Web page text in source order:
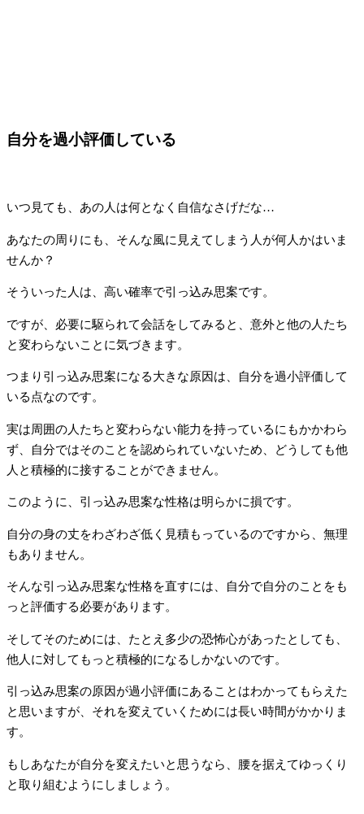
自分を過小評価している
いつ見ても、あの人は何となく自信なさげだな…
あなたの周りにも、そんな風に見えてしまう人が何人かはいま
せんか？
そういった人は、高い確率で引っ込み思案です。
ですが、必要に駆られて会話をしてみると、意外と他の人たち
と変わらないことに気づきます。
つまり引っ込み思案になる大きな原因は、自分を過小評価して
いる点なのです。
実は周囲の人たちと変わらない能力を持っているにもかかわら
ず、自分ではそのことを認められていないため、どうしても他
人と積極的に接することができません。
このように、引っ込み思案な性格は明らかに損です。
自分の身の丈をわざわざ低く見積もっているのですから、無理
もありません。
そんな引っ込み思案な性格を直すには、自分で自分のことをも
っと評価する必要があります。
そしてそのためには、たとえ多少の恐怖心があったとしても、
他人に対してもっと積極的になるしかないのです。
引っ込み思案の原因が過小評価にあることはわかってもらえた
と思いますが、それを変えていくためには長い時間がかかりま
す。
もしあなたが自分を変えたいと思うなら、腰を据えてゆっくり
と取り組むようにしましょう。